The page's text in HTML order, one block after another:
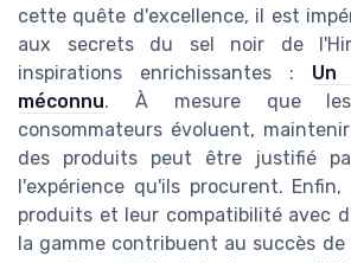
cette quête d'excellence, il est
aux secrets du sel noir de
inspirations enrichissantes : Un
méconnu. À mesure que
consommateurs évoluent,
des produits peut être justifié
l'expérience qu'ils procurent.
produits et leur compatibilité avec
la gamme contribuent au succès